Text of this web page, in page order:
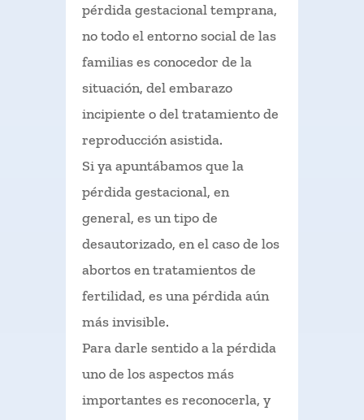
pérdida gestacional temprana,
no todo el entorno social de las
familias es conocedor de la
situación, del embarazo
incipiente o del tratamiento de
reproducción asistida.
Si ya apuntábamos que la
pérdida gestacional, en
general, es un tipo de
desautorizado, en el caso de los
abortos en tratamientos de
fertilidad, es una pérdida aún
más invisible.
Para darle sentido a la pérdida
uno de los aspectos más
importantes es reconocerla, y